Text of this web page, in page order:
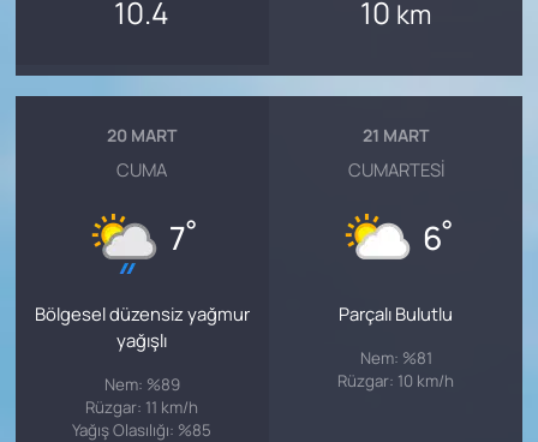
10.4 10 km
20 MART
CUMA
7°
Bölgesel düzensiz yağmur
yağışlı
Nem: %89
Rüzgar: 11 km/h
Yağış Olasılığı: %85
21 MART
CUMARTESI
6°
Parçalı Bulutlu
Nem: %81
Rüzgar: 10 km/h